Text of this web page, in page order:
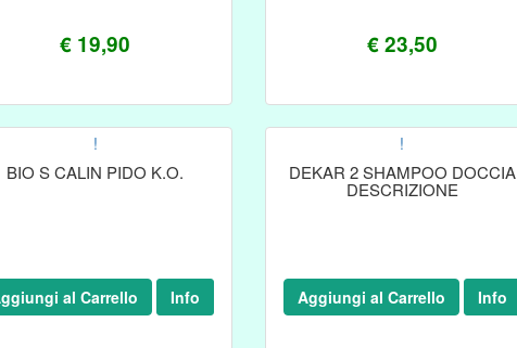
€ 19,90 € 23,50
!
BIO S CALIN PIDO K.O.
al Carrello Info
!
DEKAR 2 SHAMPOO DOCCIA
DESCRIZIONE
Aggiungi al Carrello Info